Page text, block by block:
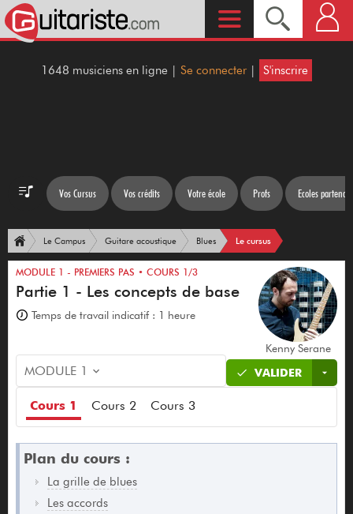
1648 musiciens en ligne | Se connecter | S'inscrire
Vos Cursus Vos crédits Votre école Profs Ecoles
Le Campus Guitare acoustique Blues Le cursus
MODULE 1 - PREMIERS PAS • COURS 1/3
Partie 1 - Les concepts de base
Temps de travail indicatif : 1 heure
Kenny Serane
MODULE 1
Cours 1 Cours 2 Cours 3
VALIDER
Plan du cours :
La grille de blues
Les accords